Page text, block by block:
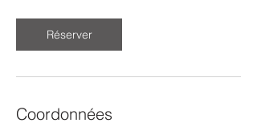
i
n
Réserver
Coordonnées